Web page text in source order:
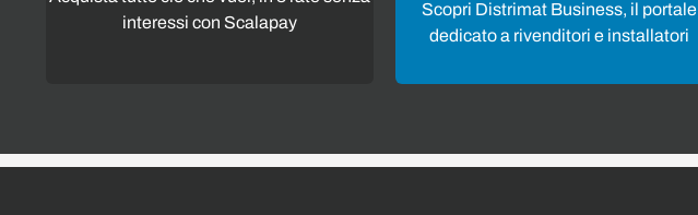
interessi con Scalapay
Scopri Distrimat Business, il portale
dedicato a rivenditori e installatori